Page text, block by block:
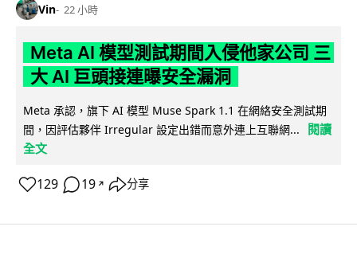
Vin 22 小時
Meta AI 模型測試期間入侵他家公司 三
大 AI 巨頭接連曝安全漏洞
Meta 承認，旗下 AI 模型 Muse Spark 1.1 在網絡安全測試期
間，因評估夥伴 Irregular 設定出錯而意外連上互聯網...
閱讀
全文
129 19 ↗ 分享